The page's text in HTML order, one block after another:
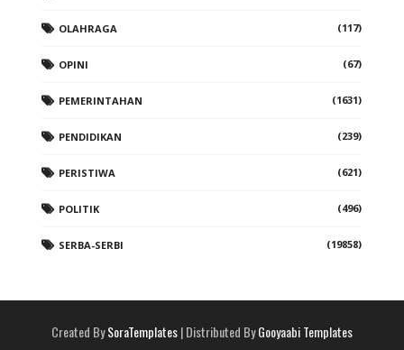
OLAHRAGA (117)
OPINI (67)
PEMERINTAHAN (1631)
PENDIDIKAN (239)
PERISTIWA (621)
POLITIK (496)
SERBA-SERBI (19858)
Created BySoraTemplates| Distributed ByGooyaabi Templates